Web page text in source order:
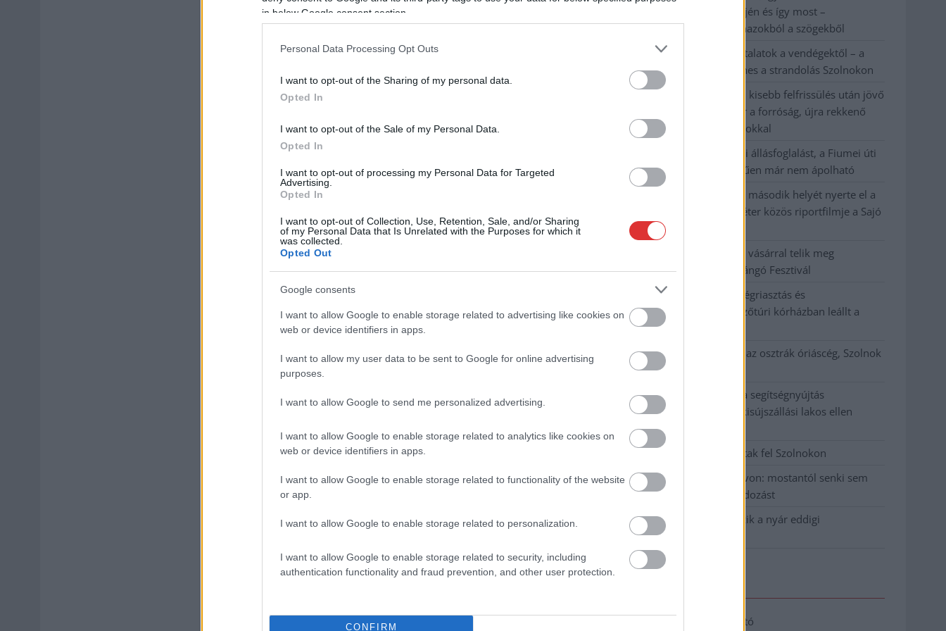
in below Google consent section.
Personal Data Processing Opt Outs
I want to opt-out of the Sharing of my personal data.
Opted In
I want to opt-out of the Sale of my Personal Data.
Opted In
I want to opt-out of processing my Personal Data for Targeted
Advertising.
Opted In
I want to opt-out of Collection, Use, Retention, Sale, and/or Sharing
of my Personal Data that Is Unrelated with the Purposes for which it
was collected.
Opted Out
Google consents
I want to allow Google to enable storage related to advertising like cookies on
web or device identifiers in apps.
I want to allow my user data to be sent to Google for online advertising
purposes.
I want to allow Google to send me personalized advertising.
I want to allow Google to enable storage related to analytics like cookies on
web or device identifiers in apps.
I want to allow Google to enable storage related to functionality of the website
or app.
I want to allow Google to enable storage related to personalization.
I want to allow Google to enable storage related to security, including
authentication functionality and fraud prevention, and other user protection.
CONFIRM
évvel ezelőtti árvíz idején és így most –
fotógyűjtemény ugyanazokból a szögekből
Ilyenek eddig a tapasztalatok a vendégektől – a
hőhullám miatt ingyenes a strandolás Szolnokon
Nem biztató: a hétvégi kisebb felfrissülés után jövő
héten megint visszatér a forróság, újra rekkenő
hőség jön, akár 38 fokokkal
Közzétették a szakértői állásfoglalást, a Fiumei úti
fák többsége szakszerűen már nem ápolható
A MÚOSZ sajtódíjának második helyét nyerte el a
Borsod24 és a Paraméter közös riportfilmje a Sajó
szennyezéséről
Tánccal, zeneszóval és vásárral telik meg
Jászberény, indul a Csángó Fesztivál
Meghosszabbított hőségriasztás és
vízkorlátozások, a mezőtúri kórházban leállt a
klíma
Átszervezi működését az osztrák óriáscég, Szolnok
is érintett
Tragédiába torkollott a segítségnyújtás
elmulasztása, három kisújszállási lakos ellen
emeltek vádat
Hatalmas lángok csaptak fel Szolnokon
Vízitraffipax a Tisza-tavon: mostantól senki sem
úszhatja meg a száguldozást
Szolnokra is megérkezik a nyár eddigi
legkeményebb napja
Adatkezelési tájékoztató